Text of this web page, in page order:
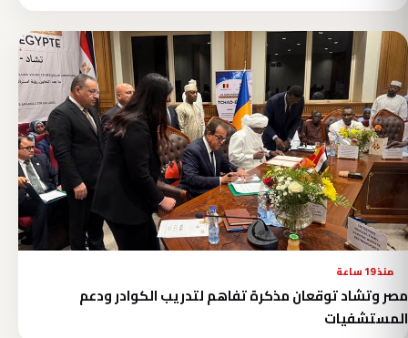
منذ 19 ساعة
مصر وتشاد توقعان مذكرة تفاهم لتدريب الكوادر ودعم
المستشفيات